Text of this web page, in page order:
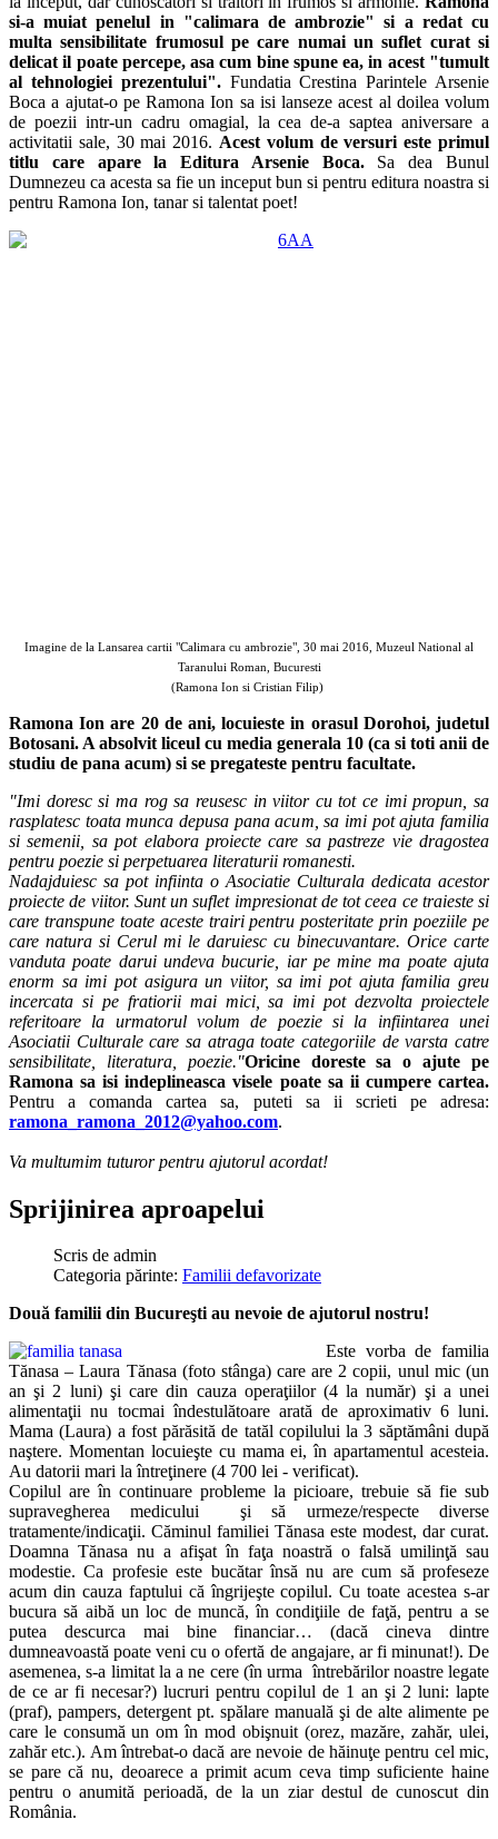
si-a muiat penelul in "calimara de ambrozie" si a redat cu
multa sensibilitate frumosul pe care numai un suflet curat si
delicat il poate percepe, asa cum bine spune ea, in acest "tumult
al tehnologiei prezentului".Fundatia Crestina Parintele Arsenie
Boca a ajutat-o pe Ramona Ion sa isi lanseze acest al doilea volum
de poezii intr-un cadru omagial, la cea de-a saptea aniversare a
activitatii sale, 30 mai 2016. Acest volum de versuri este primul
titlu care apare la Editura Arsenie Boca.Sa dea Bunul
Dumnezeu ca acesta sa fie un inceput bun si pentru editura noastra si
pentru Ramona Ion, tanar si talentat poet!
Imagine de la Lansarea cartii "Calimara cu ambrozie", 30 mai 2016, Muzeul National al
Taranului Roman, Bucuresti
(Ramona Ion si Cristian Filip)
Ramona Ion are 20 de ani, locuieste in orasul Dorohoi, judetul
Botosani. A absolvit liceul cu media generala 10 (ca si toti anii de
studiu de pana acum) si se pregateste pentru facultate.
"Imi doresc si ma rog sa reusesc in viitor cu tot ce imi propun, sa
rasplatesc toata munca depusa pana acum, sa imi pot ajuta familia
si semenii, sa pot elabora proiecte care sa pastreze vie dragostea
pentru poezie si perpetuarea literaturii romanesti.
Nadajduiesc sa pot infiinta o Asociatie Culturala dedicata acestor
proiecte de viitor. Sunt un suflet impresionat de tot ceea ce traieste si
care transpune toate aceste trairi pentru posteritate prin poeziile pe
care natura si Cerul mi le daruiesc cu binecuvantare. Orice carte
vanduta poate darui undeva bucurie, iar pe mine ma poate ajuta
enorm sa imi pot asigura un viitor, sa imi pot ajuta familia greu
incercata si pe fratiorii mai mici, sa imi pot dezvolta proiectele
referitoare la urmatorul volum de poezie si la infiintarea unei
Asociatii Culturale care sa atraga toate categoriile de varsta catre
sensibilitate, literatura, poezie."Oricine doreste sa o ajute pe
Ramona sa isi indeplineasca visele poate sa ii cumpere cartea.
Pentru a comanda cartea sa, puteti sa ii scrieti pe adresa:
ramona_ramona_2012@yahoo.com.
Va multumim tuturor pentru ajutorul acordat!
Sprijinirea aproapelui
Scris de admin
Categoria părinte: Familii defavorizate
Două familii din Bucureşti au nevoie de ajutorul nostru!
Este vorba de familia
Tănasa – Laura Tănasa (foto stânga) care are 2 copii, unul mic (un
an şi 2 luni) şi care din cauza operaţiilor (4 la număr) şi a unei
alimentaţii nu tocmai îndestulătoare arată de aproximativ 6 luni.
Mama (Laura) a fost părăsită de tatăl copilului la 3 săptămâni după
naştere. Momentan locuieşte cu mama ei, în apartamentul acesteia.
Au datorii mari la întreţinere (4 700 lei - verificat).
Copilul are în continuare probleme la picioare, trebuie să fie sub
supravegherea medicului şi să urmeze/respecte diverse
tratamente/indicaţii. Căminul familiei Tănasa este modest, dar curat.
Doamna Tănasa nu a afişat în faţa noastră o falsă umilinţă sau
modestie. Ca profesie este bucătar însă nu are cum să profeseze
acum din cauza faptului că îngrijeşte copilul. Cu toate acestea s-ar
bucura să aibă un loc de muncă, în condiţiile de faţă, pentru a se
putea descurca mai bine financiar… (dacă cineva dintre
dumneavoastă poate veni cu o ofertă de angajare, ar fi minunat!). De
asemenea, s-a limitat la a ne cere (în urma întrebărilor noastre legate
de ce ar fi necesar?) lucruri pentru copilul de 1 an şi 2 luni: lapte
(praf), pampers, detergent pt. spălare manuală şi de alte alimente pe
care le consumă un om în mod obişnuit (orez, mazăre, zahăr, ulei,
zahăr etc.). Am întrebat-o dacă are nevoie de hăinuţe pentru cel mic,
se pare că nu, deoarece a primit acum ceva timp suficiente haine
pentru o anumită perioadă, de la un ziar destul de cunoscut din
România.